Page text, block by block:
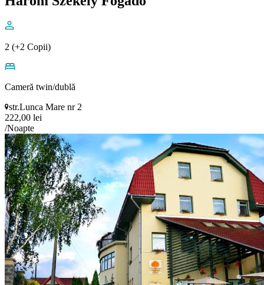
2 (+2 Copii)
Cameră twin/dublă
str.Lunca Mare nr 2
222,00 lei
/Noapte